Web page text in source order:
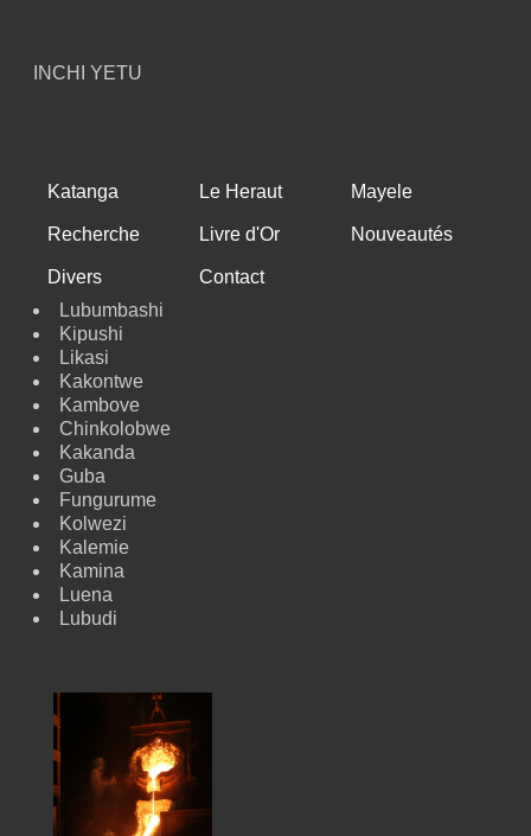
INCHI YETU
Katanga Le Heraut Mayele
Recherche Livre d'Or Nouveautés
Divers
Contact
Lubumbashi
Kipushi
Likasi
Kakontwe
Kambove
Chinkolobwe
Kakanda
Guba
Fungurume
Kolwezi
Kalemie
Kamina
Luena
Lubudi